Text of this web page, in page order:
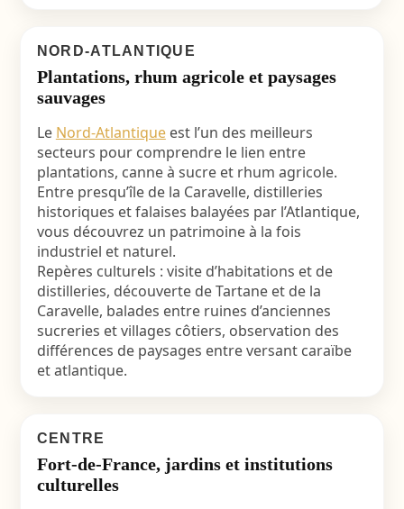
NORD-ATLANTIQUE
Plantations, rhum agricole et paysages
sauvages
Le Nord-Atlantiqueest l’un des meilleurs
secteurs pour comprendre le lien entre
plantations, canne à sucre et rhum agricole.
Entre presqu’île de la Caravelle, distilleries
historiques et falaises balayées par l’Atlantique,
vous découvrez un patrimoine à la fois
industriel et naturel.
Repères culturels : visite d’habitations et de
distilleries, découverte de Tartane et de la
Caravelle, balades entre ruines d’anciennes
sucreries et villages côtiers, observation des
différences de paysages entre versant caraïbe
et atlantique.
CENTRE
Fort-de-France, jardins et institutions
culturelles